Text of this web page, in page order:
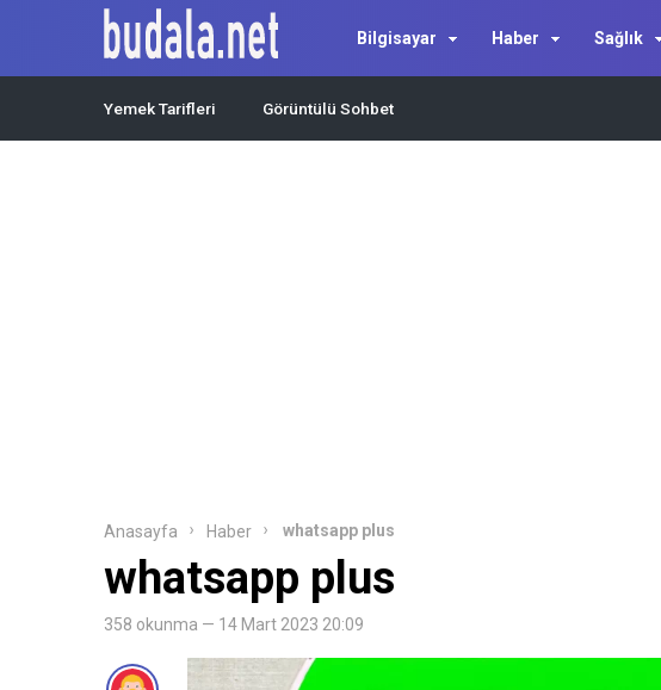
Bilgisayar Haber Sağlık
Yemek Tarifleri Görüntülü Sohbet
Anasayfa Haber whatsapp plus
whatsapp plus
358 okunma — 14 Mart 2023 20:09